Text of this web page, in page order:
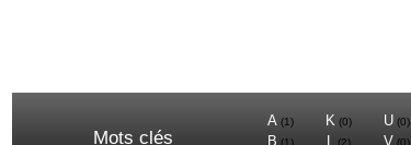
Mots clés
A (1)
B (1)
K (0)
(2)
U(0)
V (0)